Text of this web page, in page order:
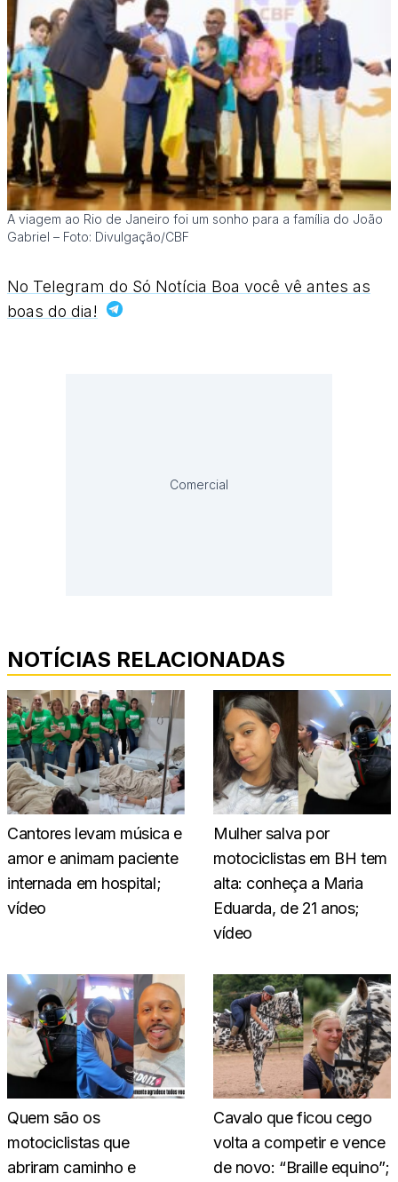
A viagem ao Rio de Janeiro foi um sonho para a família do João
Gabriel – Foto: Divulgação/CBF
No Telegram do Só Notícia Boa você vê antes as
boas do dia!
Comercial
NOTÍCIAS RELACIONADAS
Cantores levam música e
amor e animam paciente
internada em hospital;
vídeo
Mulher salva por
motociclistas em BH tem
alta: conheça a Maria
Eduarda, de 21 anos;
vídeo
Quem são os
motociclistas que
abriram caminho e
Cavalo que ficou cego
volta a competir e vence
de novo: “Braille equino”;